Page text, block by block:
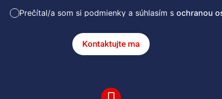
Prečítal/a som si podmienky a súhlasím sochranou
Kontaktujte ma